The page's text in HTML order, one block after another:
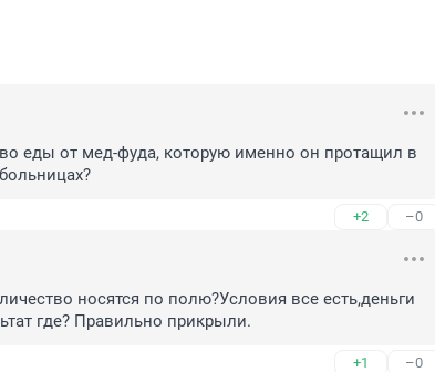
еды от мед-фуда, которую именно он протащил в
+2 –0
носятся по полю?Условия все есть,деньги
где? Правильно прикрыли.
+1 –0